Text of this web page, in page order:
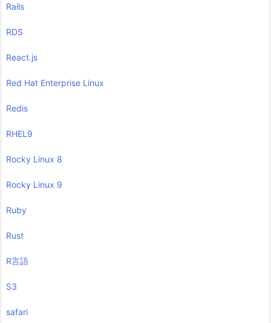
Rails
RDS
React.js
Red Hat Enterprise Linux
Redis
RHEL9
Rocky Linux 8
Rocky Linux 9
Ruby
Rust
R言語
S3
safari